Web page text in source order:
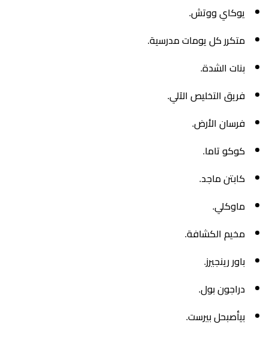
يوكاي ووتش.
متكرر كل يومات مدرسية.
بنات الشدة.
فريق التخليص الآلي.
فرسان الأرض.
كوكو تاما.
كابتن ماجد.
ماوكلي.
مخيم الكشافة.
باور رينجيرز.
دراجون بول.
بيأصبحل بيرست.